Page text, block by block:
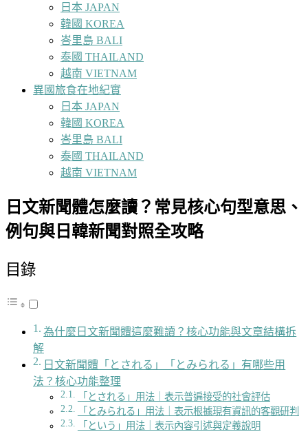
日本 JAPAN
韓國 KOREA
峇里島 BALI
泰國 THAILAND
越南 VIETNAM
異國旅食在地紀實
日本 JAPAN
韓國 KOREA
峇里島 BALI
泰國 THAILAND
越南 VIETNAM
日文新聞體怎麼讀？常見核心句型意思、
例句與日韓新聞對照全攻略
目錄
為什麼日文新聞體這麼難讀？核心功能與文章結構拆
解
日文新聞體「とされる」「とみられる」有哪些用
法？核心功能整理
「とされる」用法｜表示普遍接受的社會評估
「とみられる」用法｜表示根據現有資訊的客觀研判
「という」用法｜表示內容引述與定義說明